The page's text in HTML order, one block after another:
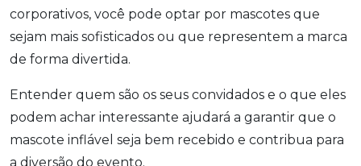
corporativos, você pode optar por mascotes que
sejam mais sofisticados ou que representem a marca
de forma divertida.
Entender quem são os seus convidados e o que eles
podem achar interessante ajudará a garantir que o
mascote inflável seja bem recebido e contribua para
a diversão do evento.